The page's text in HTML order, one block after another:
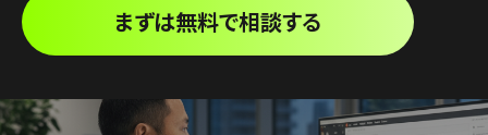
まずは無料で相談する